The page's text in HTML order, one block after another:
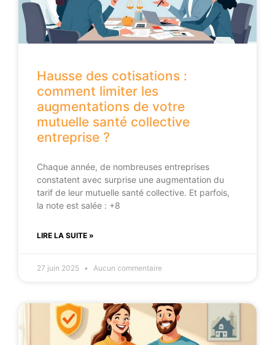
Hausse des cotisations :
comment limiter les
augmentations de votre
mutuelle santé collective
entreprise ?
Chaque année, de nombreuses entreprises
constatent avec surprise une augmentation du
tarif de leur mutuelle santé collective. Et parfois,
la note est salée : +8
LIRE LA SUITE »
27 juin 2025 Aucun commentaire